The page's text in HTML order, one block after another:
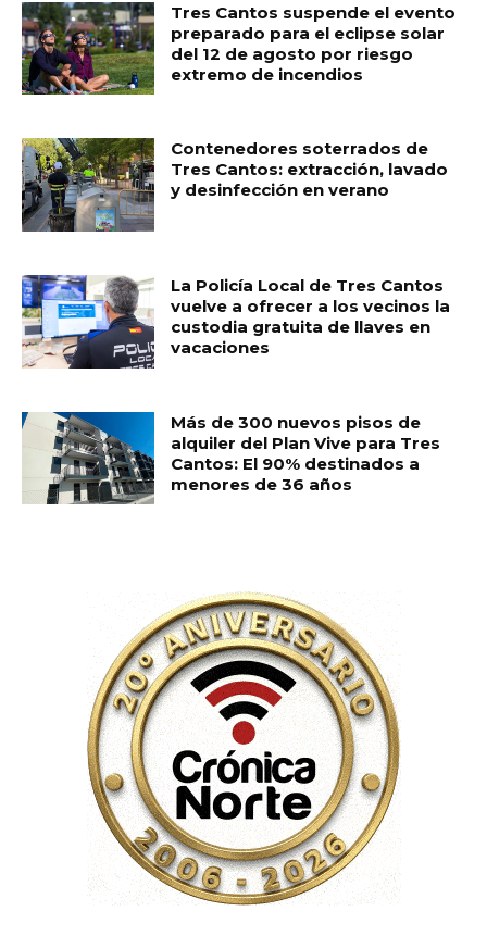
Tres Cantos suspende el evento
preparado para el eclipse solar
del 12 de agosto por riesgo
extremo de incendios
Contenedores soterrados de
Tres Cantos: extracción, lavado
y desinfección en verano
La Policía Local de Tres Cantos
vuelve a ofrecer a los vecinos la
custodia gratuita de llaves en
vacaciones
Más de 300 nuevos pisos de
alquiler del Plan Vive para Tres
Cantos: El 90% destinados a
menores de 36 años